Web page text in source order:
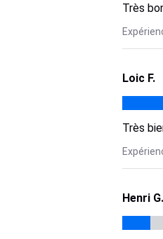
Très
Loic F.
Très
Henri G.